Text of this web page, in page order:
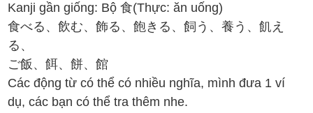
Kanji gần giống: Bộ 食(Thực: ăn uống)
食べる、飲む、飾る、飽きる、飼う、養う、飢え
る、
ご飯、餌、餅、館
Các động từ có thể có nhiều nghĩa, mình đưa 1 ví
dụ, các bạn có thể tra thêm nhe.